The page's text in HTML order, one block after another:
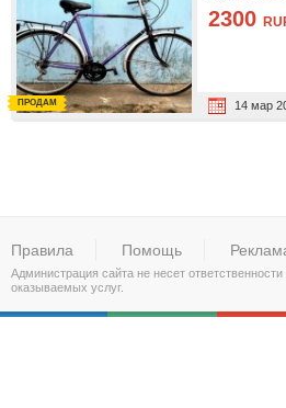
2300
14 мар
ПРОДАМ
Правила Помощь
Администрация сайта не несет
оказываемых услуг.